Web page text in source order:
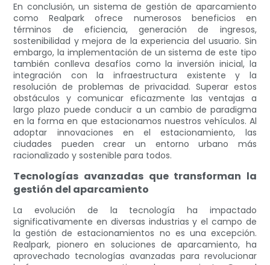
En conclusión, un sistema de gestión de aparcamiento
como Realpark ofrece numerosos beneficios en
términos de eficiencia, generación de ingresos,
sostenibilidad y mejora de la experiencia del usuario. Sin
embargo, la implementación de un sistema de este tipo
también conlleva desafíos como la inversión inicial, la
integración con la infraestructura existente y la
resolución de problemas de privacidad. Superar estos
obstáculos y comunicar eficazmente las ventajas a
largo plazo puede conducir a un cambio de paradigma
en la forma en que estacionamos nuestros vehículos. Al
adoptar innovaciones en el estacionamiento, las
ciudades pueden crear un entorno urbano más
racionalizado y sostenible para todos.
Tecnologías avanzadas que transforman la
gestión del aparcamiento
La evolución de la tecnología ha impactado
significativamente en diversas industrias y el campo de
la gestión de estacionamientos no es una excepción.
Realpark, pionero en soluciones de aparcamiento, ha
aprovechado tecnologías avanzadas para revolucionar